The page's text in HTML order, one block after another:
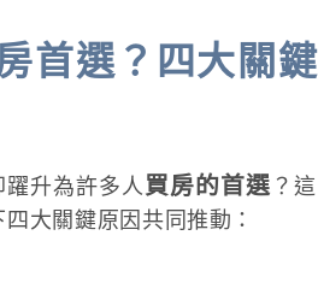
首選？四大關鍵
躍升為許多人 買房的首選 ？這
大關鍵原因共同推動：